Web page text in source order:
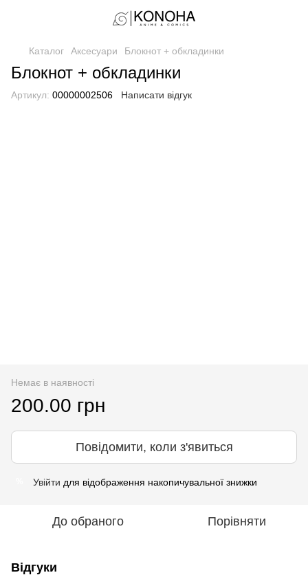
Каталог Аксесуари Блокнот + обкладинки
Блокнот + обкладинки
Артикул: 00000002506 Написати відгук
Немає в наявності
200.00 грн
Повідомити, коли з'явиться
Увійти для відображення накопичувальної знижки
До обраного Порівняти
Відгуки